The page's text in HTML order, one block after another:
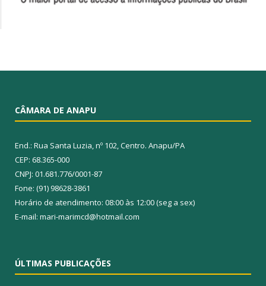
CÂMARA DE ANAPU
End.: Rua Santa Luzia, nº 102, Centro. Anapu/PA
CEP: 68.365-000
CNPJ: 01.681.776/0001-87
Fone: (91) 98628-3861
Horário de atendimento: 08:00 às 12:00 (seg a sex)
E-mail: mari-marimcd@hotmail.com
ÚLTIMAS PUBLICAÇÕES